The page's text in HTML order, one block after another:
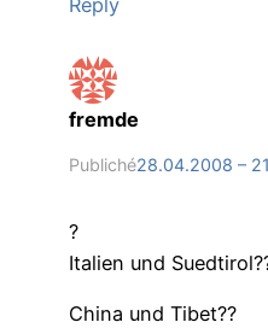
Reply
fremde
Publiché28.04.2008 –
?
Italien und
China und Tibet??